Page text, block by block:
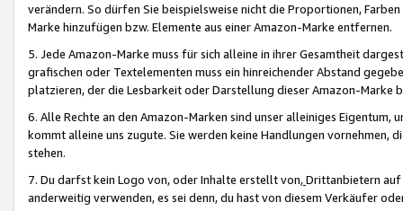
verändern. So dürfen Sie beispielsweise nicht die Proportionen,
Marke hinzufügen bzw. Elemente aus einer Amazon-Marke entfernen.
5. Jede Amazon-Marke muss für sich alleine in ihrer Gesamtheit
grafischen oder Textelementen muss ein hinreichender Abstand
platzieren, der die Lesbarkeit oder Darstellung dieser Amazon-Marke
6. Alle Rechte an den Amazon-Marken sind unser alleiniges
kommt alleine uns zugute. Sie werden keine Handlungen vornehmen,
stehen.
7. Du darfst kein Logo von, oder Inhalte erstellt von,Drittanbietern auf
anderweitig verwenden, es sei denn, du hast von diesem Verkäufer